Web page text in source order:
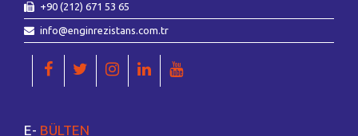
+90 (212) 671 53 65
info@enginrezistans.com.tr
E- BÜLTEN